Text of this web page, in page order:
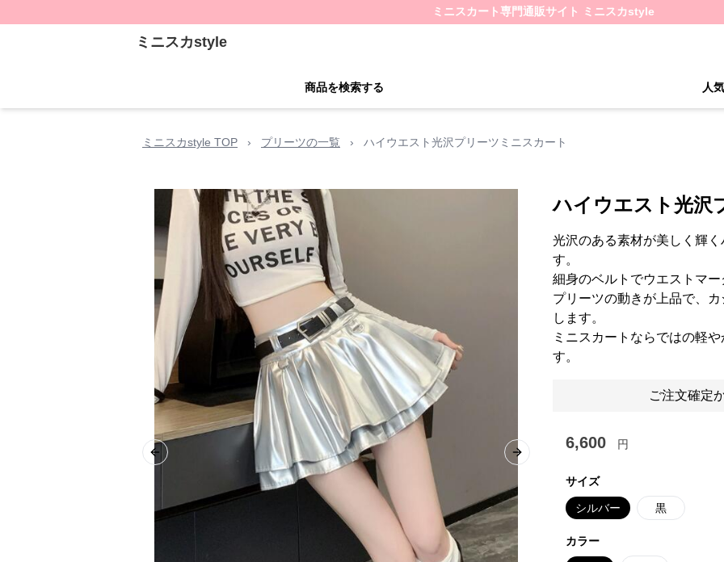
ミニスカート専門通販サイト ミニスカstyle
ミニスカstyle
商品を検索する 人
ミニスカstyle TOP › プリーツの一覧 › ハイウエスト光沢プリーツミニスカート
Previous slide Next slide
ハイウエスト光沢
光沢のある素材が美しく輝
す。
細身のベルトでウエストマー
プリーツの動きが上品で、
します。
ミニスカートならではの軽
す。
ご注文確定
6,600 円
サイズ
シルバー 黒
カラー